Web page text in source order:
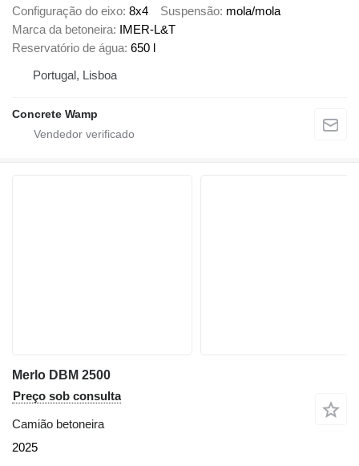
Configuração do eixo 8x4 Suspensão mola/mola
Marca da betoneira IMER-L&T
Reservatório de água 650 l
Portugal, Lisboa
Concrete Wamp
Merlo DBM 2500
Preço sob consulta
Camião betoneira
2025